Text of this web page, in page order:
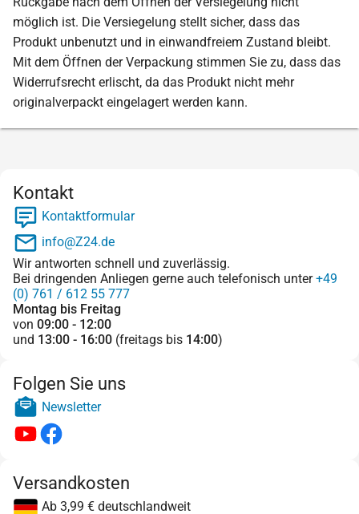
möglich ist. Die Versiegelung stellt sicher, dass das
Produkt unbenutzt und in einwandfreiem Zustand bleibt.
Mit dem Öffnen der Verpackung stimmen Sie zu, dass das
Widerrufsrecht erlischt, da das Produkt nicht mehr
originalverpackt eingelagert werden kann.
Kontakt
Kontaktformular
info@Z24.de
Wir antworten schnell und zuverlässig.
Bei dringenden Anliegen gerne auch telefonisch unter+49
(0) 761 / 612 55 777
Montag bis Freitag
von 09:00 - 12:00
und 13:00 - 16:00 (freitags bis 14:00)
Folgen Sie uns
Newsletter
Versandkosten
Ab 3,99 € deutschlandweit